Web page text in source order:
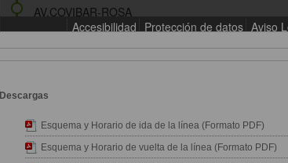
Descargas
Esquema y Horario de ida de la línea (Formato PDF)
Esquema y Horario de vuelta de la línea (Formato PDF)